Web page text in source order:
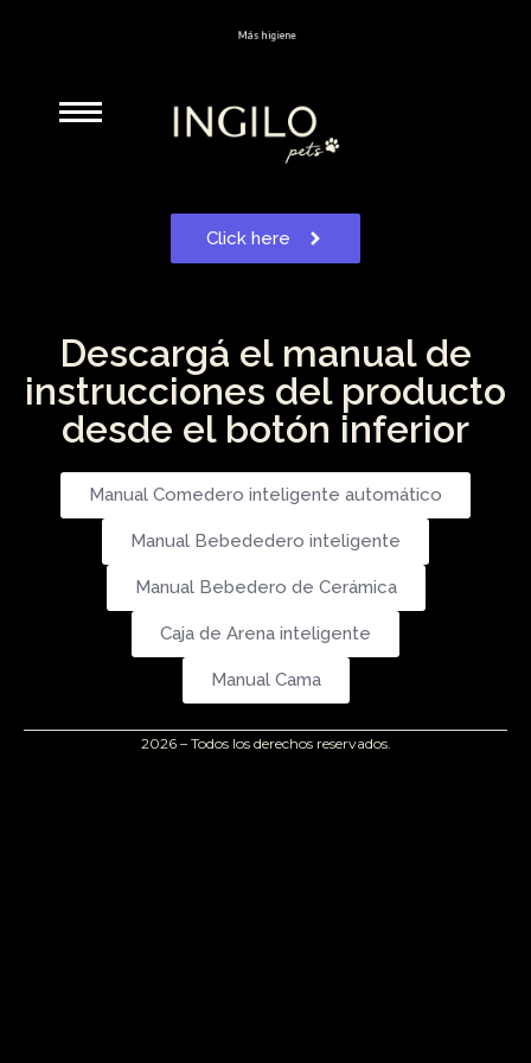
Más higiene
Click here
Descargá el manual de
instrucciones del producto
desde el botón inferior
Manual Comedero inteligente automático
Manual Bebededero inteligente
Manual Bebedero de Cerámica
Caja de Arena inteligente
Manual Cama
2026 – Todos los derechos reservados.